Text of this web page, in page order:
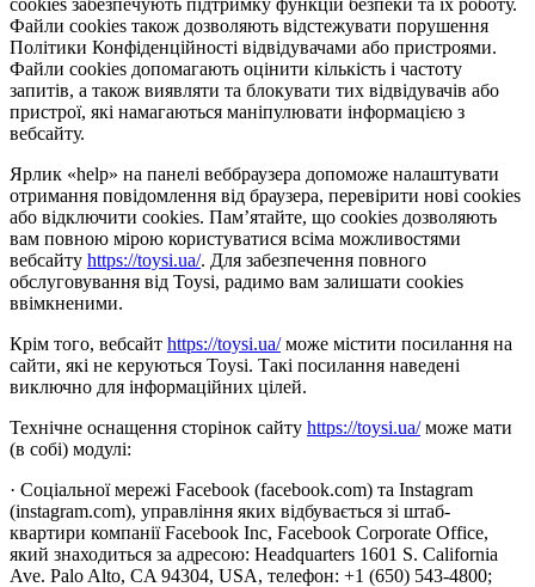
Файли cookies також дозволяють відстежувати порушення
Політики Конфіденційності відвідувачами або пристроями.
Файли cookies допомагають оцінити кількість і частоту
запитів, а також виявляти та блокувати тих відвідувачів або
пристрої, які намагаються маніпулювати інформацією з
вебсайту.
Ярлик «help» на панелі веббраузера допоможе налаштувати
отримання повідомлення від браузера, перевірити нові cookies
або відключити cookies. Пам’ятайте, що cookies дозволяють
вам повною мірою користуватися всіма можливостями
вебсайту https://toysi.ua/. Для забезпечення повного
обслуговування від Toysi, радимо вам залишати cookies
ввімкненими.
Крім того, вебсайт https://toysi.ua/може містити посилання на
сайти, які не керуються Toysi. Такі посилання наведені
виключно для інформаційних цілей.
Технічне оснащення сторінок сайту https://toysi.ua/може мати
(в собі) модулі:
· Соціальної мережі Facebook (facebook.com) та Instagram
(instagram.com), управління яких відбувається зі штаб-
квартири компанії Facebook Inc, Facebook Corporate Office,
який знаходиться за адресою: Headquarters 1601 S. California
Ave. Palo Alto, CA 94304, USA, телефон: +1 (650) 543-4800;